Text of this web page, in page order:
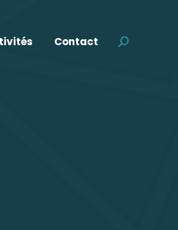
Contact Recherche